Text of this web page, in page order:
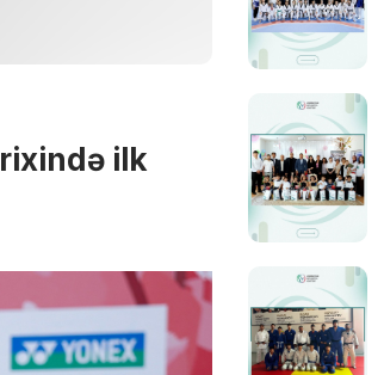
ilk